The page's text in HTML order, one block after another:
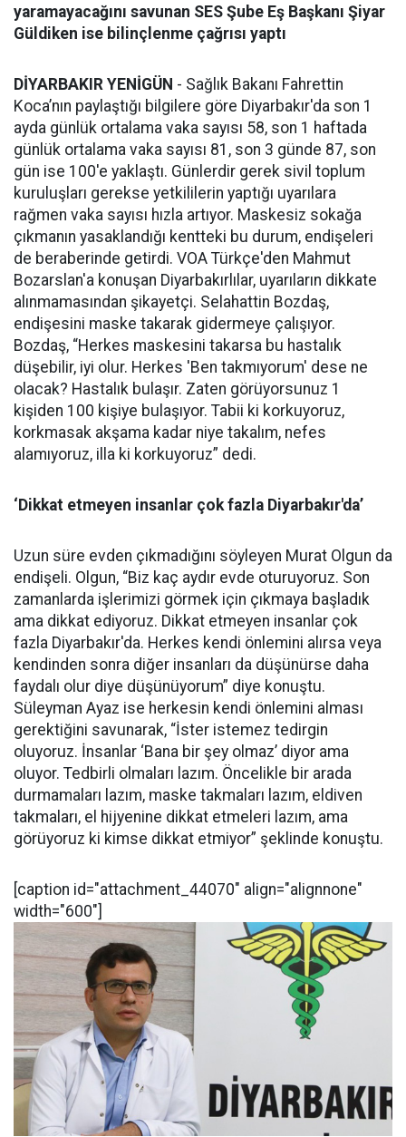
yaramayacağını savunan SES Şube Eş Başkanı Şiyar
Güldiken ise bilinçlenme çağrısı yaptı
DİYARBAKIR YENİGÜN - Sağlık Bakanı Fahrettin
Koca’nın paylaştığı bilgilere göre Diyarbakır'da son 1
ayda günlük ortalama vaka sayısı 58, son 1 haftada
günlük ortalama vaka sayısı 81, son 3 günde 87, son
gün ise 100'e yaklaştı. Günlerdir gerek sivil toplum
kuruluşları gerekse yetkililerin yaptığı uyarılara
rağmen vaka sayısı hızla artıyor. Maskesiz sokağa
çıkmanın yasaklandığı kentteki bu durum, endişeleri
de beraberinde getirdi. VOA Türkçe'den Mahmut
Bozarslan'a konuşan Diyarbakırlılar, uyarıların dikkate
alınmamasından şikayetçi. Selahattin Bozdaş,
endişesini maske takarak gidermeye çalışıyor.
Bozdaş, “Herkes maskesini takarsa bu hastalık
düşebilir, iyi olur. Herkes 'Ben takmıyorum' dese ne
olacak? Hastalık bulaşır. Zaten görüyorsunuz 1
kişiden 100 kişiye bulaşıyor. Tabii ki korkuyoruz,
korkmasak akşama kadar niye takalım, nefes
alamıyoruz, illa ki korkuyoruz” dedi.
‘Dikkat etmeyen insanlar çok fazla Diyarbakır'da’
Uzun süre evden çıkmadığını söyleyen Murat Olgun da
endişeli. Olgun, “Biz kaç aydır evde oturuyoruz. Son
zamanlarda işlerimizi görmek için çıkmaya başladık
ama dikkat ediyoruz. Dikkat etmeyen insanlar çok
fazla Diyarbakır'da. Herkes kendi önlemini alırsa veya
kendinden sonra diğer insanları da düşünürse daha
faydalı olur diye düşünüyorum” diye konuştu.
Süleyman Ayaz ise herkesin kendi önlemini alması
gerektiğini savunarak, “İster istemez tedirgin
oluyoruz. İnsanlar ‘Bana bir şey olmaz’ diyor ama
oluyor. Tedbirli olmaları lazım. Öncelikle bir arada
durmamaları lazım, maske takmaları lazım, eldiven
takmaları, el hijyenine dikkat etmeleri lazım, ama
görüyoruz ki kimse dikkat etmiyor” şeklinde konuştu.
[caption id="attachment_44070" align="alignnone"
width="600"]